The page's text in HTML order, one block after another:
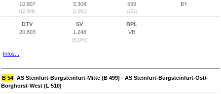
10.807
(12.689)
3.308
(1.061)
599
(202)
BY
DTV
20.803
SV
1.248
(6,0%)
BPL
VB
Infos...
B 54 AS Steinfurt-Burgsteinfurt-Mitte (B 499) - AS Steinfurt-Burgsteinfurt-Ost/-
Borghorst-West (L 510)